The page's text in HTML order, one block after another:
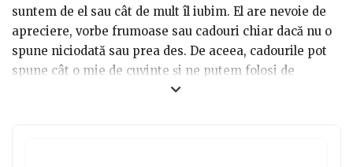
suntem de el sau cât de mult îl iubim. El are nevoie de
apreciere, vorbe frumoase sau cadouri chiar dacă nu o
spune niciodată sau prea des. De aceea, cadourile pot
spune cât o mie de cuvinte și ne putem folosi de
puterea lor magică. Este important să le arătăm prin